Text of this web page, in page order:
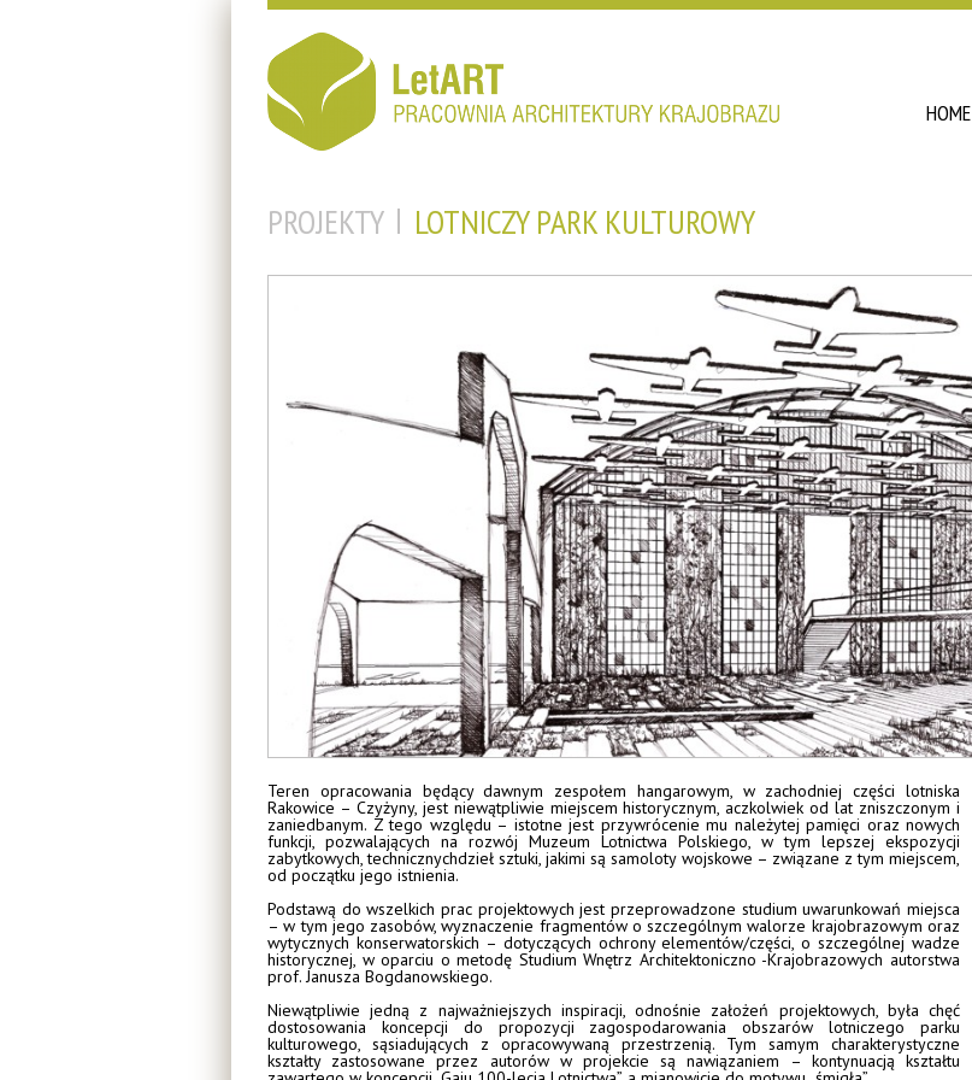
HOME
PROJEKTY LOTNICZY PARK KULTUROWY
Teren opracowania będący dawnym zespołem hangarowym, w zachodniej części lotniska
Rakowice – Czyżyny, jest niewątpliwie miejscem historycznym, aczkolwiek od lat zniszczonym i
zaniedbanym. Z tego względu – istotne jest przywrócenie mu należytej pamięci oraz nowych
funkcji, pozwalających na rozwój Muzeum Lotnictwa Polskiego, w tym lepszej ekspozycji
zabytkowych, technicznychdzieł sztuki, jakimi są samoloty wojskowe – związane z tym miejscem,
od początku jego istnienia.
Podstawą do wszelkich prac projektowych jest przeprowadzone studium uwarunkowań miejsca
– w tym jego zasobów, wyznaczenie fragmentów o szczególnym walorze krajobrazowym oraz
wytycznych konserwatorskich – dotyczących ochrony elementów/części, o szczególnej wadze
historycznej, w oparciu o metodę Studium Wnętrz Architektoniczno -Krajobrazowych autorstwa
prof. Janusza Bogdanowskiego.
Niewątpliwie jedną z najważniejszych inspiracji, odnośnie założeń projektowych, była chęć
dostosowania koncepcji do propozycji zagospodarowania obszarów lotniczego parku
kulturowego, sąsiadujących z opracowywaną przestrzenią. Tym samym charakterystyczne
kształty zastosowane przez autorów w projekcie są nawiązaniem – kontynuacją kształtu